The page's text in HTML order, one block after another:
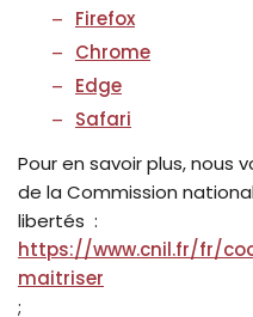
Firefox
Chrome
Edge
Safari
Pour en savoir plus, nous
de la Commission
libertés :
https://www.cnil.fr/fr/
maitriser
;